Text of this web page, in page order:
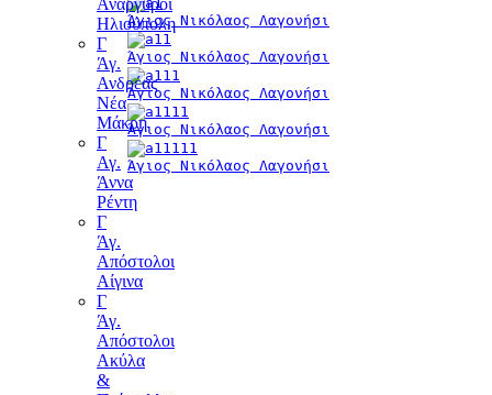
Άγιος Νικόλαος Λαγονήσι
Άγιος Νικόλαος Λαγονήσι
Άγιος Νικόλαος Λαγονήσι
Άγιος Νικόλαος Λαγονήσι
Άγιος Νικόλαος Λαγονήσι
Ανάργυροι
Ηλιούπολη
Γ
Άγ.
Ανδρέας
Νέα
Μάκρη
Γ
Αγ.
Άννα
Ρέντη
Γ
Άγ.
Απόστολοι
Αίγινα
Γ
Άγ.
Απόστολοι
Ακύλα
&